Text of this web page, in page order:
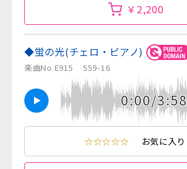
￥2,200
◆蛍の光(チェロ・ピアノ)
楽曲No.E915 559-16
0:00/3:58
☆☆☆☆☆ お気に入り